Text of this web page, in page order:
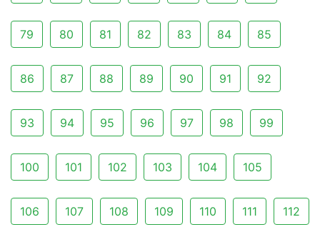
79 80 81 82 83 84 85
86 87 88 89 90 91 92
93 94 95 96 97 98 99
100 101 102 103 104 105
106 107 108 109 110 111 112